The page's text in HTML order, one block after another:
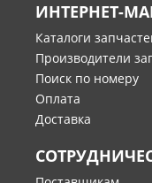
ИНТЕРНЕТ-
Каталоги
Производители
Поиск по номеру
Оплата
Доставка